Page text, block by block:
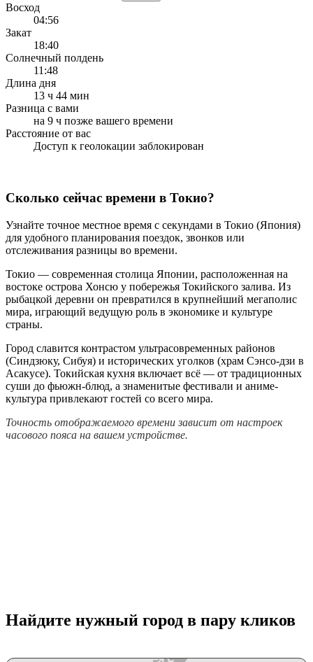
Восход
04:56
Закат
18:40
Солнечный полдень
11:48
Длина дня
13 ч 44 мин
Разница с вами
на 9 ч позже вашего времени
Расстояние от вас
Доступ к геолокации заблокирован
Сколько сейчас времени в Токио?
Узнайте точное местное время с секундами в Токио (Япония)
для удобного планирования поездок, звонков или
отслеживания разницы во времени.
Токио — современная столица Японии, расположенная на
востоке острова Хонсю у побережья Токийского залива. Из
рыбацкой деревни он превратился в крупнейший мегаполис
мира, играющий ведущую роль в экономике и культуре
страны.
Город славится контрастом ультрасовременных районов
(Синдзюку, Сибуя) и исторических уголков (храм Сэнсо-дзи в
Асакусе). Токийская кухня включает всё — от традиционных
суши до фьюжн-блюд, а знаменитые фестивали и аниме-
культура привлекают гостей со всего мира.
Точность отображаемого времени зависит от настроек
часового пояса на вашем устройстве.
Найдите нужный город в пару кликов